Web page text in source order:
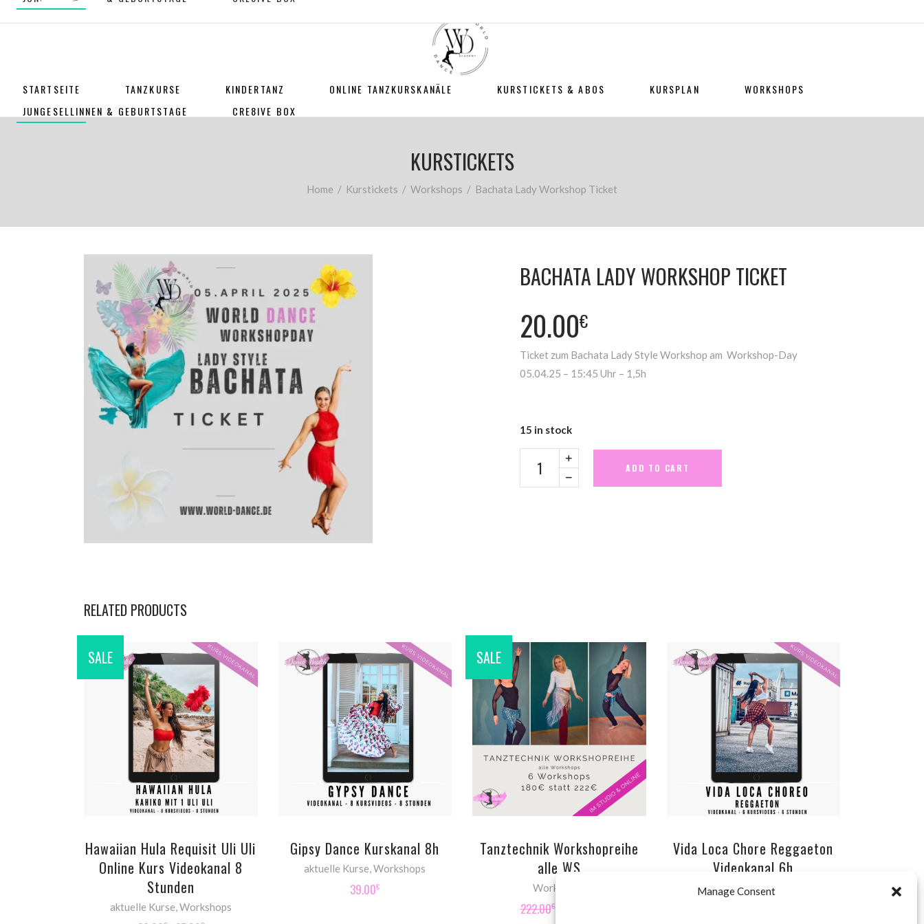
Manage Consent
STARTSEITE TANZKURSE KINDERTANZ ONLINE TANZKURSKANÄLE KURSTICKETS & ABOS KURSPLAN
WORKSHOPS
JUNGESELLINNEN & GEBURTSTAGE
CRE8IVE BOX
KURSTICKETS
Home / Kurstickets / Workshops / Bachata Lady Workshop Ticket
BACHATA LADY WORKSHOP TICKET
20.00€
Ticket zum Bachata Lady Style Workshop am Workshop-Day
05.04.25 – 15:45 Uhr – 1,5h
15 in stock
ADD TO CART
RELATED PRODUCTS
SALE
ADD TO CART
Hawaiian Hula Requisit Uli Uli
Online Kurs Videokanal 8
Stunden
aktuelle Kurse Workshops
ADD TO CART
Gipsy Dance Kurskanal 8h
aktuelle Kurse ,Workshops
39.00€
SALE
ADD TO CART
Tanztechnik Workshopreihe
alle WS
Workshops
222.00€
ADD TO CART
Vida Loca Chore Reggaeton
Videokanal 6h
aktuelle Kurse,Workshops